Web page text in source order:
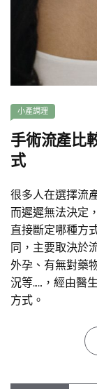
小產調理
手術流產比
式
很多人在選擇流
而遲遲無法決定
直接斷定哪種方
同，主要取決於
外孕、有無對藥
況等……，經由醫
方式。